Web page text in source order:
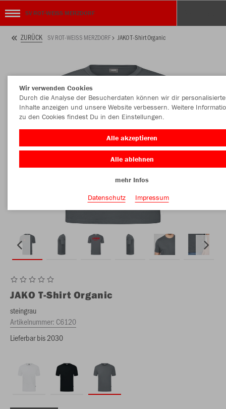
SV ROT-WEISS MERZDORF
ZURÜCK SV ROT-WEISS MERZDORF JAKO T-Shirt Organic
JAKO T-Shirt Organic
steingrau
Artikelnummer: C6120
Lieferbar bis 2030
Wir verwenden Cookies
Durch die Analyse der Besucherdaten können wir dir personalisierte
Inhalte anzeigen und unsere Website verbessern. Weitere
zu den Cookies findest Du in den Einstellungen.
Alle akzeptieren
Alle ablehnen
mehr Infos
Datenschutz
Impressum